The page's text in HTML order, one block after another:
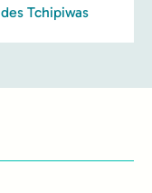
des Tchipiwas